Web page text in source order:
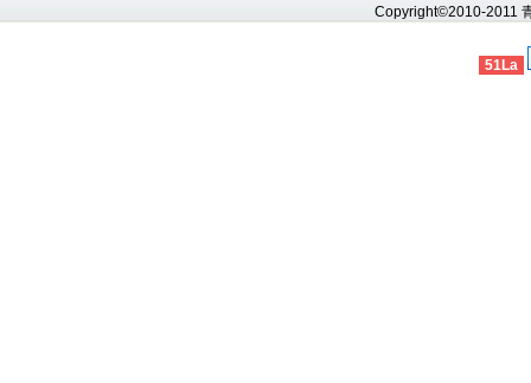
Copyright©2010-2011
51La